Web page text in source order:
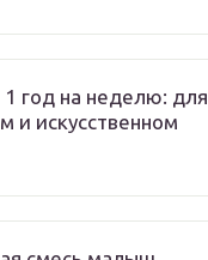
год на неделю: для
и искусственном